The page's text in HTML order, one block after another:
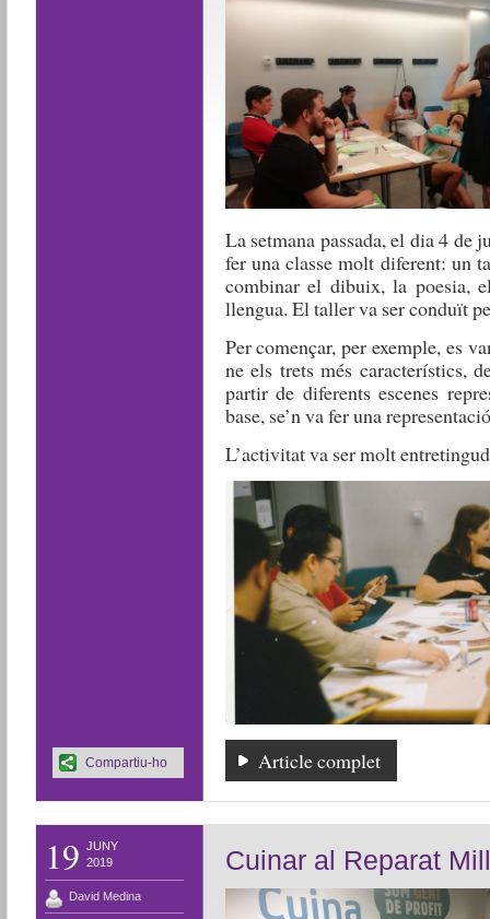
La setmana passada, el dia 4 de
fer una classe molt diferent: un
combinar el dibuix, la poesia,
llengua. El taller va ser conduït
Per començar, per exemple, es
ne els trets més característics,
partir de diferents escenes
base, se’n va fer una
L’activitat va ser molt
Article complet
Compartiu-ho
19 JUNY
2019
David Medina
Cuinar al Reparat